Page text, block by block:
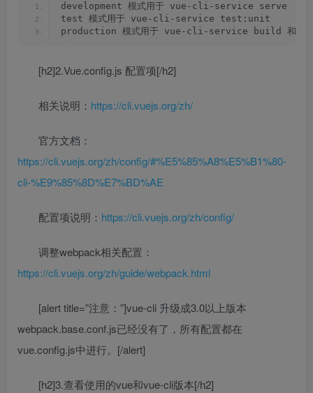
development 模式用于 vue-cli-service serve
test 模式用于 vue-cli-service test:unit
production 模式用于 vue-cli-service build 和
[h2]2.Vue.config.js 配置项[/h2]
相关说明： https://cli.vuejs.org/zh/
官方文档：
https://cli.vuejs.org/zh/config/#%E5%85%A8%E5%B1%80-
cli-%E9%85%8D%E7%BD%AE
配置项说明： https://cli.vuejs.org/zh/config/
调整webpack相关配置：
https://cli.vuejs.org/zh/guide/webpack.html
[alert title=”注意：”]vue-cli 升级成3.0以上版本
webpack.base.conf.js已经没有了，所有配置都在
vue.config.js中进行。[/alert]
[h2]3.查看使用的vue和vue-cli版本[/h2]